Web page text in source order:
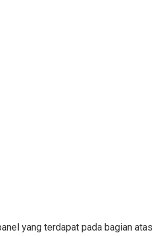
yang terdapat pada bagian atas